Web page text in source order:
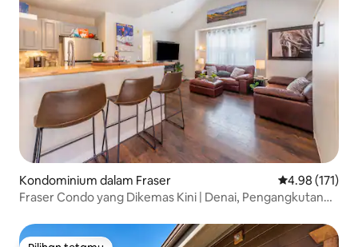
Kondominium dalam Fraser Penarafan
4.98 (171)
Fraser Condo yang Dikemas Kini | Denai, Pengangkutan